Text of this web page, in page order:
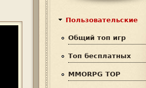
Пользовательские
Общий топ игр
Топ бесплатных
MMORPG TOP